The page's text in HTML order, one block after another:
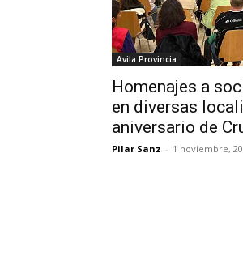
Avila Provincia
Homenajes a
en diversas
aniversario de
Pilar Sanz - 1 noviembre,